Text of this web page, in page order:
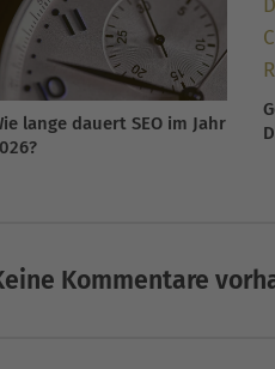
lange dauert SEO im Jahr
Kommentare